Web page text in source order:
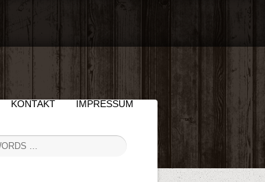
KONTAKT IMPRESSUM